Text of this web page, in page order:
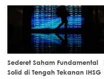
Sederet Saham Fundamental
Solid di Tengah Tekanan IHSG